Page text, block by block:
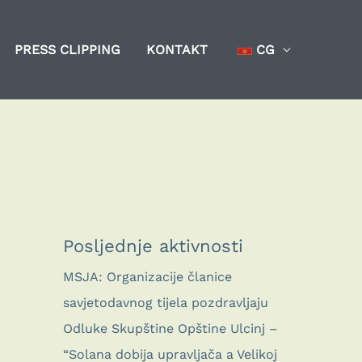
PRESS CLIPPING KONTAKT CG
Posljednje aktivnosti
MSJA: Organizacije članice
savjetodavnog tijela pozdravljaju
Odluke Skupštine Opštine Ulcinj –
“Solana dobija upravljača a Velikoj